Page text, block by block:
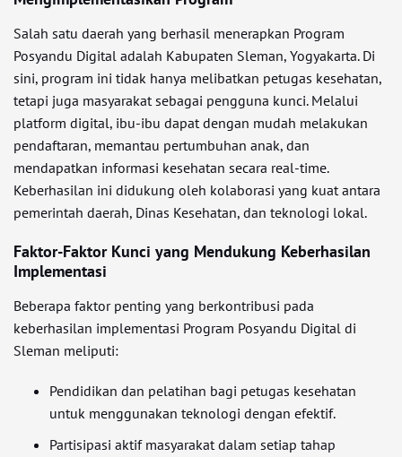
Salah satu daerah yang berhasil menerapkan Program
Posyandu Digital adalah Kabupaten Sleman, Yogyakarta. Di
sini, program ini tidak hanya melibatkan petugas kesehatan,
tetapi juga masyarakat sebagai pengguna kunci. Melalui
platform digital, ibu-ibu dapat dengan mudah melakukan
pendaftaran, memantau pertumbuhan anak, dan
mendapatkan informasi kesehatan secara real-time.
Keberhasilan ini didukung oleh kolaborasi yang kuat antara
pemerintah daerah, Dinas Kesehatan, dan teknologi lokal.
Faktor-Faktor Kunci yang Mendukung Keberhasilan
Implementasi
Beberapa faktor penting yang berkontribusi pada
keberhasilan implementasi Program Posyandu Digital di
Sleman meliputi:
Pendidikan dan pelatihan bagi petugas kesehatan
untuk menggunakan teknologi dengan efektif.
Partisipasi aktif masyarakat dalam setiap tahap